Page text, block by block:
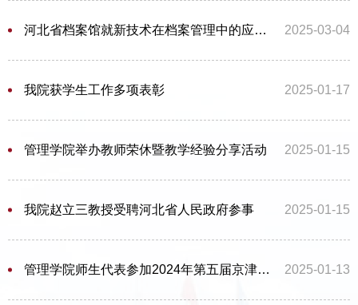
2025-03-04
河北省档案馆就新技术在档案管理中的应用莅临我院进行专题交流
2025-01-17
我院获学生工作多项表彰
2025-01-15
管理学院举办教师荣休暨教学经验分享活动
2025-01-15
我院赵立三教授受聘河北省人民政府参事
2025-01-13
管理学院师生代表参加2024年第五届京津冀信息资源管理研究生学术沙龙